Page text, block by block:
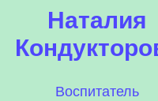
Наталия
Воспитатель